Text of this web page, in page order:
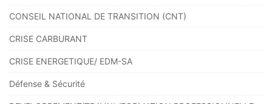
CONSEIL NATIONAL DE TRANSITION (CNT)
CRISE CARBURANT
CRISE ENERGETIQUE/ EDM-SA
Défense & Sécurité